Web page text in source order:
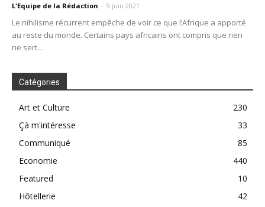
L'Equipe de la Rédaction - 9 juin 2021
Le nihilisme récurrent empêche de voir ce que l’Afrique a apporté
au reste du monde. Certains pays africains ont compris que rien
ne sert...
Catégories
Art et Culture
230
Çà m'intéresse
33
Communiqué
85
Economie
440
Featured
10
Hôtellerie
42